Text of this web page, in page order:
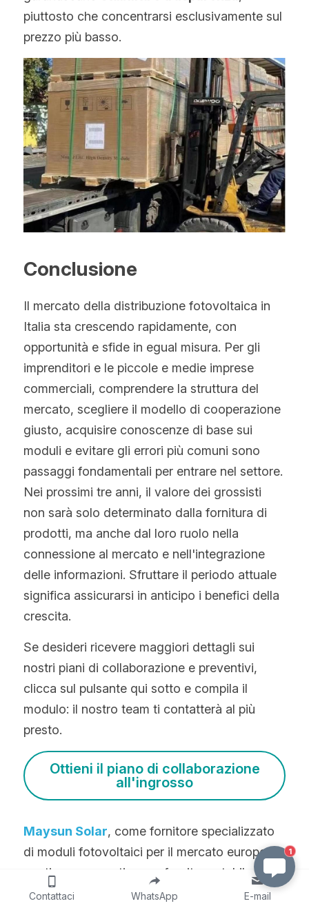
piuttosto che concentrarsi esclusivamente sul
prezzo più basso.
Conclusione
Il mercato della distribuzione fotovoltaica in
Italia sta crescendo rapidamente, con
opportunità e sfide in egual misura. Per gli
imprenditori e le piccole e medie imprese
commerciali, comprendere la struttura del
mercato, scegliere il modello di cooperazione
giusto, acquisire conoscenze di base sui
moduli e evitare gli errori più comuni sono
passaggi fondamentali per entrare nel settore.
Nei prossimi tre anni, il valore dei grossisti
non sarà solo determinato dalla fornitura di
prodotti, ma anche dal loro ruolo nella
connessione al mercato e nell'integrazione
delle informazioni. Sfruttare il periodo attuale
significa assicurarsi in anticipo i benefici della
crescita.
Se desideri ricevere maggiori dettagli sui
nostri piani di collaborazione e preventivi,
clicca sul pulsante qui sotto e compila il
modulo: il nostro team ti contatterà al più
presto.
Ottieni il piano di collaborazione
all'ingrosso
Maysun Solar, come fornitore specializzato
di moduli fotovoltaici per il mercato europeo,
continua a garantire una fornitura stabile e
una vasta gamma di opzioni per la
1
Contattaci WhatsApp E-mail